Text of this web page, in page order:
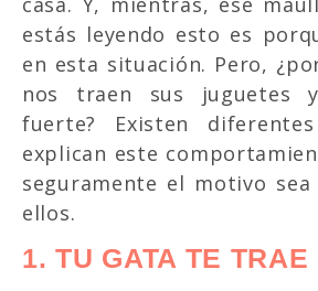
estás leyendo esto es
en esta situación. Pero,
nos traen sus juguetes
fuerte? Existen
explican este
seguramente el motivo sea
ellos.
1. TU GATA TE TRAE